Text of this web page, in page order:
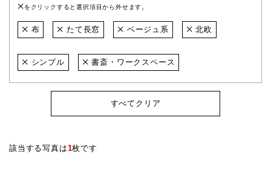
をクリックすると選択項目から外せます。
布 たて長窓 ベージュ系 北欧
シンプル 書斎・ワークスペース
すべてクリア
該当する写真は1枚です